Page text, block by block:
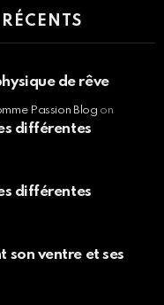
de rêve
Passion Blog on
différentes
différentes
son ventre et ses